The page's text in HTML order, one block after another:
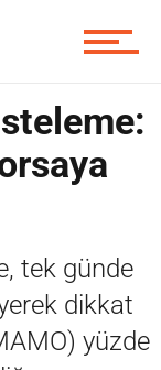
tek günde
dikkat
yüzde